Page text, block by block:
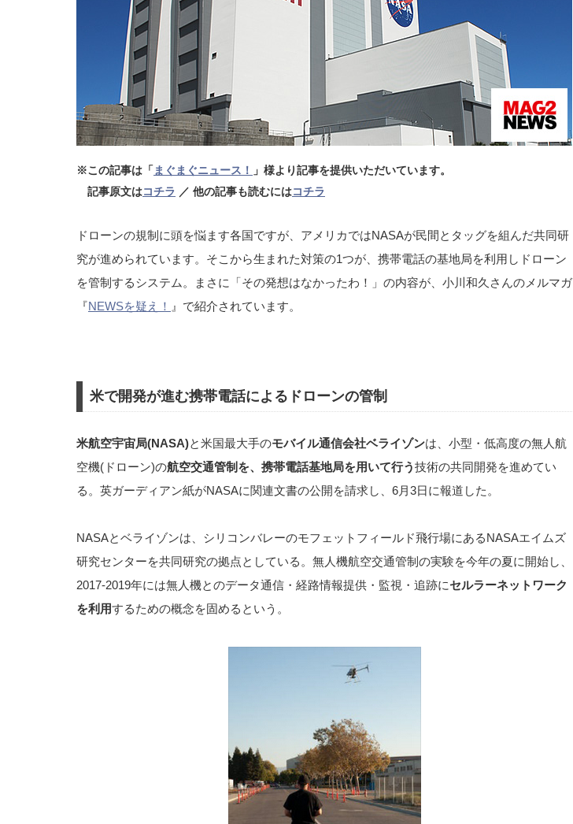
※この記事は「 まぐまぐニュース！
」様より記事を提供いただいています。
記事原文はコチラ ／ 他の記事も読むにはコチラ
ドローンの規制に頭を悩ます各国ですが、アメリカではNASAが民間とタッグを組んだ共同研
究が進められています。そこから生まれた対策の1つが、携帯電話の基地局を利用しドローン
を管制するシステム。まさに「その発想はなかったわ！」の内容が、小川和久さんのメルマガ
『NEWSを疑え！ 』で紹介されています。
米で開発が進む携帯電話によるドローンの管制
米航空宇宙局(NASA)と米国最大手のモバイル通信会社ベライゾンは、小型・低高度の無人航
空機(ドローン)の航空交通管制を、携帯電話基地局を用いて行う技術の共同開発を進めてい
る。英ガーディアン紙がNASAに関連文書の公開を請求し、6月3日に報道した。
NASAとベライゾンは、シリコンバレーのモフェットフィールド飛行場にあるNASAエイムズ
研究センターを共同研究の拠点としている。無人機航空交通管制の実験を今年の夏に開始し、
2017-2019年には無人機とのデータ通信・経路情報提供・監視・追跡にセルラーネットワーク
を利用するための概念を固めるという。